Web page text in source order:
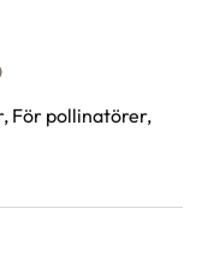
vi mäter leveranshöjd
För pollinatörer,